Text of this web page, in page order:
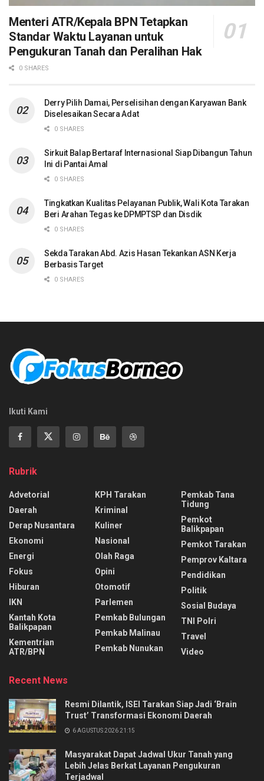
Menteri ATR/Kepala BPN Tetapkan
Standar Waktu Layanan untuk
Pengukuran Tanah dan Peralihan Hak
0 SHARES
Derry Pilih Damai, Perselisihan dengan Karyawan Bank
Diselesaikan Secara Adat
0 SHARES
Sirkuit Balap Bertaraf Internasional Siap Dibangun Tahun
Ini di Pantai Amal
0 SHARES
Tingkatkan Kualitas Pelayanan Publik, Wali Kota Tarakan
Beri Arahan Tegas ke DPMPTSP dan Disdik
0 SHARES
Sekda Tarakan Abd. Azis Hasan Tekankan ASN Kerja
Berbasis Target
0 SHARES
Ikuti Kami
Rubrik
Advetorial
Daerah
Derap Nusantara
Ekonomi
Energi
Fokus
Hiburan
IKN
Kantah Kota
Balikpapan
Kementrian
ATR/BPN
KPH Tarakan
Kriminal
Kuliner
Nasional
Olah Raga
Opini
Otomotif
Parlemen
Pemkab Bulungan
Pemkab Malinau
Pemkab Nunukan
Pemkab Tana
Tidung
Pemkot
Balikpapan
Pemkot Tarakan
Pemprov Kaltara
Pendidikan
Politik
Sosial Budaya
TNI Polri
Travel
Video
Recent News
Resmi Dilantik, ISEI Tarakan Siap Jadi ‘Brain
Trust’ Transformasi Ekonomi Daerah
6 AGUSTUS 2026 21:15
Masyarakat Dapat Jadwal Ukur Tanah yang
Lebih Jelas Berkat Layanan Pengukuran
Terjadwal